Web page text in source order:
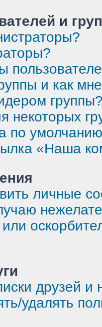
и
и как
некоторых
по
«Наша
личные
друзей и
удалять